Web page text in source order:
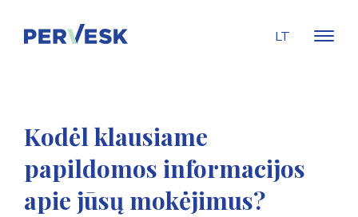
LT
Kodėl klausiame
papildomos informacijos
apie jūsų mokėjimus?